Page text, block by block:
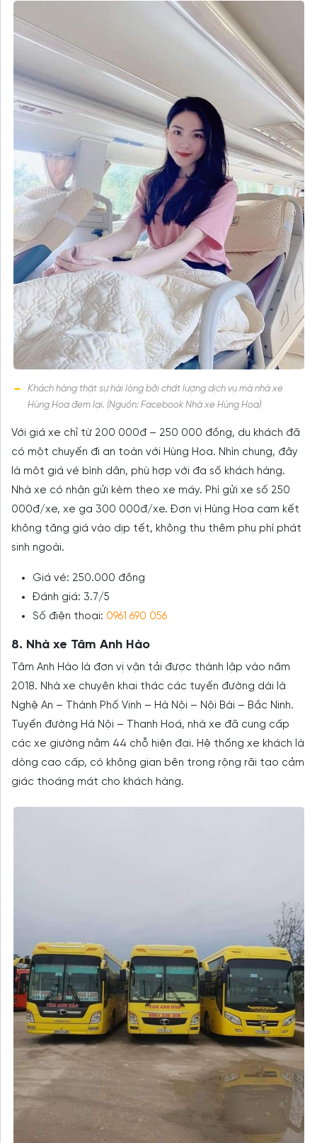
Khách hàng thật sự hài lòng bởi chất lượng dịch vụ mà nhà xe
Hùng Hoa đem lại. (Nguồn: Facebook Nhà xe Hùng Hoa)
Với giá xe chỉ từ 200 000đ – 250 000 đồng, du khách đã
có một chuyến đi an toàn với Hùng Hoa. Nhìn chung, đây
là một giá vé bình dân, phù hợp với đa số khách hàng.
Nhà xe có nhận gửi kèm theo xe máy. Phí gửi xe số 250
000đ/xe, xe ga 300 000đ/xe. Đơn vị Hùng Hoa cam kết
không tăng giá vào dịp tết, không thu thêm phụ phí phát
sinh ngoài.
Giá vé: 250.000 đồng
Đánh giá: 3.7/5
Số điện thoại: 0961 690 056
8. Nhà xe Tâm Anh Hào
Tâm Anh Hào là đơn vị vận tải được thành lập vào năm
2018. Nhà xe chuyên khai thác các tuyến đường dài là
Nghệ An – Thành Phố Vinh – Hà Nội – Nội Bài – Bắc Ninh.
Tuyến đường Hà Nội – Thanh Hoá, nhà xe đã cung cấp
các xe giường nằm 44 chỗ hiện đại. Hệ thống xe khách là
dòng cao cấp, có không gian bên trong rộng rãi tạo cảm
giác thoáng mát cho khách hàng.